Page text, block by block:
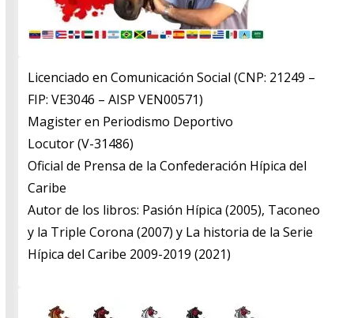
Licenciado en Comunicación Social (CNP: 21249 –
FIP: VE3046 – AISP VEN00571)
​Magister en Periodismo Deportivo
​Locutor (V-31486)
​Oficial de Prensa de la Confederación Hípica del
Caribe
​Autor de los libros: Pasión Hípica (2005), Taconeo
y la Triple Corona (2007) y La historia de la Serie
Hípica del Caribe 2009-2019 (2021)